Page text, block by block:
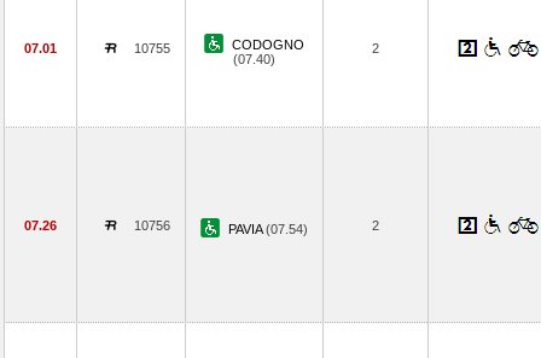
07.01 10755
CODOGNO
(07.40)
2
07.26 10756 PAVIA(07.54) 2